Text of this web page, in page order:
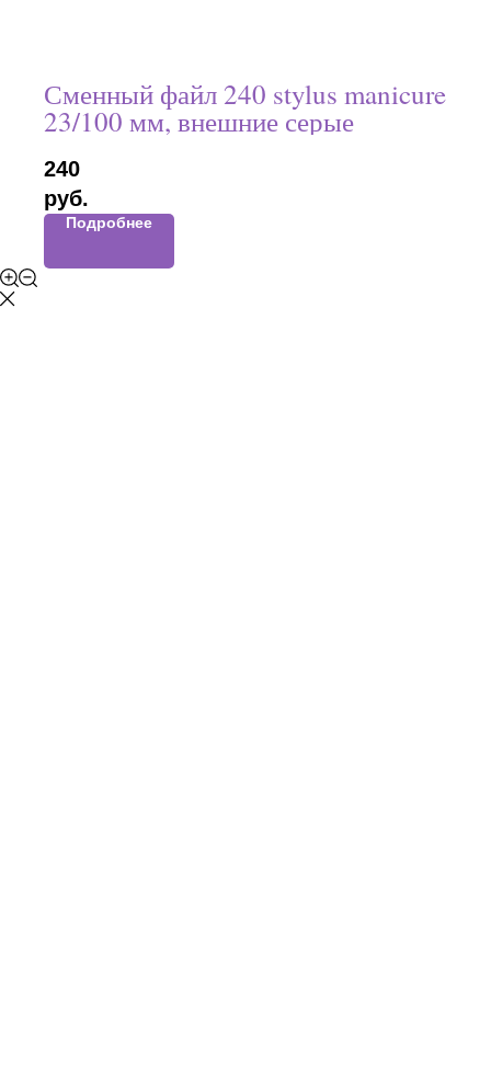
Сменный файл 240 stylus manicure
23/100 мм, внешние серые
240
руб.
Подробнее